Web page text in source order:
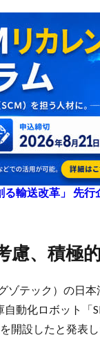
輸送改革」 先
慮、積極
ゾテック）の日
動化ロボット「
開設したと発表し